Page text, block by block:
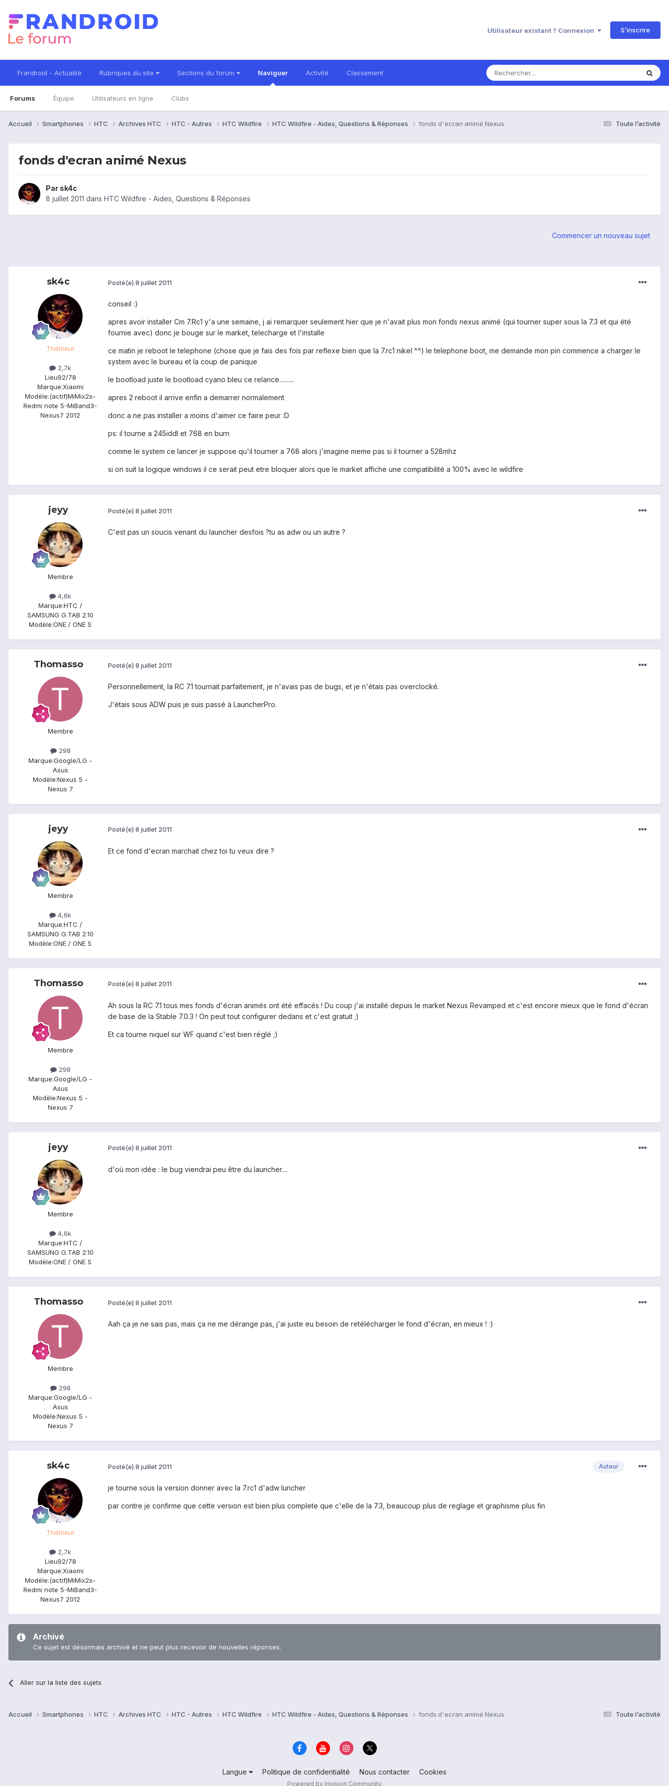
Utilisateur existant ? Connexion S’inscrire
Frandroid - Actualité Rubriques du site Sections du forum Naviguer
Forums Équipe Utilisateurs en ligne Clubs
Activité Classement
Toute l’activité
Accueil Smartphones HTC Archives HTC HTC - Autres HTC Wildfire HTC Wildfire - Aides, Questions & Réponses fonds d'ecran animé Nexus
fonds d'ecran animé Nexus
Par sk4c
8 juillet 2011 dans HTC Wildfire - Aides, Questions & Réponses
Commencer un nouveau sujet
sk4c
Thémeur
2,7k
Lieu92/78
Marque:Xiaomi
Modèle:(actif)MiMix2s-
Redmi note 5-MiBand3-
Nexus7 2012
Posté(e) 8 juillet 2011
conseil :)
apres avoir installer Cm 7.Rc1 y'a une semaine, j ai remarquer seulement hier que je n'avait plus mon fonds nexus animé (qui tourner super sous la 7.3 et qui été
fournie avec) donc je bouge sur le market, telecharge et l'installe
ce matin je reboot le telephone (chose que je fais des fois par reflexe bien que la 7.rc1 nikel ^^) le telephone boot, me demande mon pin commence a charger le
system avec le bureau et la coup de panique
le bootload juste le bootload cyano bleu ce relance..........
apres 2 reboot il arrive enfin a demarrer normalement
donc a ne pas installer a moins d'aimer ce faire peur :D
ps: il tourne a 245iddl et 768 en burn
comme le system ce lancer je suppose qu'il tourner a 768 alors j'imagine meme pas si il tourner a 528mhz
si on suit la logique windows il ce serait peut etre bloquer alors que le market affiche une compatibilité a 100% avec le wildfire
jeyy
Membre
4,6k
Marque:HTC /
SAMSUNG G.TAB 2.10
Modèle:ONE / ONE S
Posté(e) 8 juillet 2011
C'est pas un soucis venant du launcher desfois ?tu as adw ou un autre ?
Thomasso
Membre
298
Marque:Google/LG -
Asus
Modèle:Nexus 5 -
Nexus 7
Posté(e) 8 juillet 2011
Personnellement, la RC 7.1 tournait parfaitement, je n'avais pas de bugs, et je n'étais pas overclocké.
J'étais sous ADW puis je suis passé à LauncherPro.
jeyy
Membre
4,6k
Marque:HTC /
SAMSUNG G.TAB 2.10
Modèle:ONE / ONE S
Posté(e) 8 juillet 2011
Et ce fond d'ecran marchait chez toi tu veux dire ?
Thomasso
Membre
298
Marque:Google/LG -
Asus
Modèle:Nexus 5 -
Nexus 7
Posté(e) 8 juillet 2011
Ah sous la RC 7.1 tous mes fonds d'écran animés ont été effacés ! Du coup j'ai installé depuis le market Nexus Revamped et c'est encore mieux que le fond d'écran
de base de la Stable 7.0.3 ! On peut tout configurer dedans et c'est gratuit ;)
Et ca tourne niquel sur WF quand c'est bien réglé ;)
jeyy
Membre
4,6k
Marque:HTC /
SAMSUNG G.TAB 2.10
Modèle:ONE / ONE S
Posté(e) 8 juillet 2011
d'où mon idée : le bug viendrai peu être du launcher....
Thomasso
Membre
298
Marque:Google/LG -
Asus
Modèle:Nexus 5 -
Nexus 7
Posté(e) 8 juillet 2011
Aah ça je ne sais pas, mais ça ne me dérange pas, j'ai juste eu besoin de retélécharger le fond d'écran, en mieux ! :)
sk4c
Thémeur
2,7k
Lieu92/78
Marque:Xiaomi
Modèle:(actif)MiMix2s-
Redmi note 5-MiBand3-
Nexus7 2012
Auteur
Posté(e) 8 juillet 2011
je tourne sous la version donner avec la 7.rc1 d'adw luncher
par contre je confirme que cette version est bien plus complete que c'elle de la 7.3, beaucoup plus de reglage et graphisme plus fin
Archivé
Ce sujet est désormais archivé et ne peut plus recevoir de nouvelles réponses.
Aller sur la liste des sujets
Toute l’activité
Accueil Smartphones HTC Archives HTC HTC - Autres HTC Wildfire HTC Wildfire - Aides, Questions & Réponses fonds d'ecran animé Nexus
Langue Politique de confidentialité Nous contacter Cookies
Powered by Invision Community